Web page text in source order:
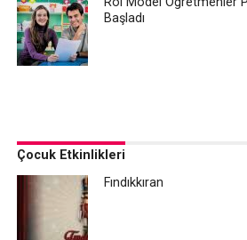
Başladı
Çocuk Etkinlikleri
Fındıkkıran